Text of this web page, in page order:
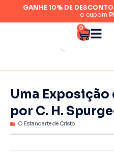
GANHE 10% DE DESCONTO
o cupom
0
Uma Exposição
por C. H.
O Estandarte de Cristo